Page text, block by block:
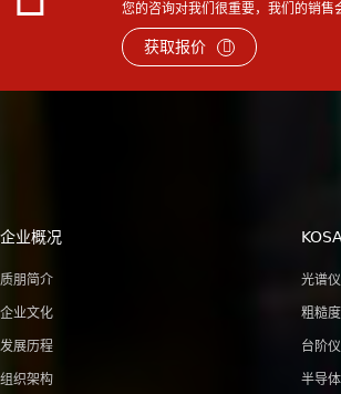
您的咨询对我们很重要，我们的销售
获取报价
企业概况
质朋简介
企业文化
发展历程
组织架构
光谱
粗糙
台阶
半导